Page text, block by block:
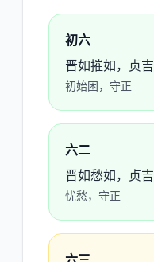
初六
晋如摧如，贞吉
初始困，守正
六二
晋如愁如，贞吉
忧愁，守正